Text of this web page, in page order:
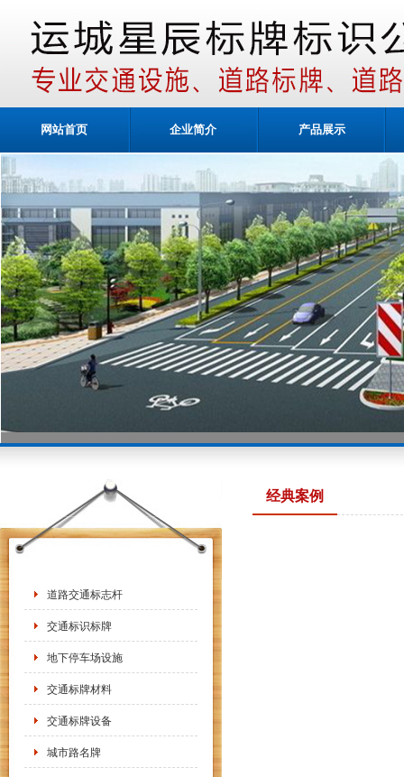
网站首页 企业简介 产品展示
道路交通标志杆
交通标识标牌
地下停车场设施
交通标牌材料
交通标牌设备
城市路名牌
经典案例